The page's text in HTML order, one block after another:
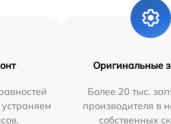
Оригинальные
Более 20 тыс.
производителя в
собственных